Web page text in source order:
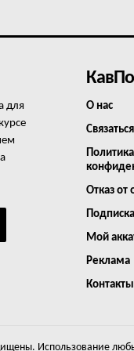
для
О нас
Политика
Отказ от
Подписка
Мой
Реклама
Контакты
Использование